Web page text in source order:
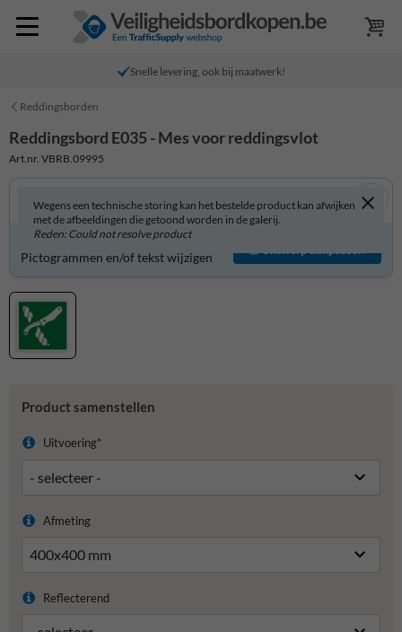
Snelle levering, ook bij maatwerk!
Reddingsborden
Reddingsbord E035 - Mes voor reddingsvlot
Art.nr. VBRB.09995
Wegens een technische storing kan het bestelde product kan afwijken
met de afbeeldingen die getoond worden in de galerij.
Reden: Could not resolve product
Reddingsbord zelf aanpassen?
Pictogrammen en/of tekst wijzigen
Ontwerp aanpassen
Product samenstellen
Uitvoering*
Afmeting
Reflecterend